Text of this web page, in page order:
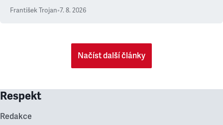
František Trojan•7. 8. 2026
Načíst další články
Respekt
Redakce